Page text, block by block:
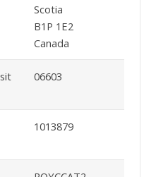
Scotia
B1P 1E2
Canada
06603
1013879